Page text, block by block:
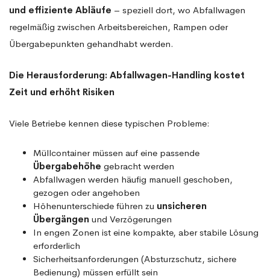
und effiziente Abläufe – speziell dort, wo Abfallwagen
regelmäßig zwischen Arbeitsbereichen, Rampen oder
Übergabepunkten gehandhabt werden.
Die Herausforderung: Abfallwagen-Handling kostet
Zeit und erhöht Risiken
Viele Betriebe kennen diese typischen Probleme:
Müllcontainer müssen auf eine passende
Übergabehöhe gebracht werden
Abfallwagen werden häufig manuell geschoben,
gezogen oder angehoben
Höhenunterschiede führen zu unsicheren
Übergängen und Verzögerungen
In engen Zonen ist eine kompakte, aber stabile Lösung
erforderlich
Sicherheitsanforderungen (Absturzschutz, sichere
Bedienung) müssen erfüllt sein